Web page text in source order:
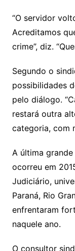
“O servidor
Acreditamos
crime”, diz.
Segundo o
possibilidades
pelo diálogo.
restará outra
categoria, com
A última
ocorreu em
Judiciário,
Paraná, Rio
enfrentaram
naquele ano.
O consultor